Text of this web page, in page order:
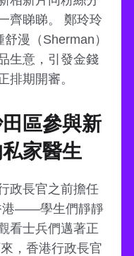
齊睇睇。 鄭玲玲
漫（Sherman）
生意，引發金錢
排期開審。
區參與新
家醫生
政長官之前擔任
港——學生們靜靜
看士兵們邁著正
，香港行政長官